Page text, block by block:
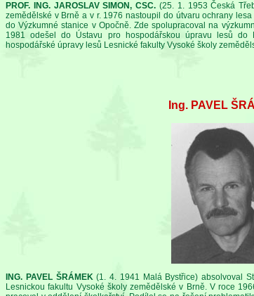
PROF. ING. JAROSLAV SIMON, CSC. (25. 1. 1953 Česká
zemědělské v Brně a v r. 1976 nastoupil do útvaru ochrany
do Výzkumné stanice v Opočně. Zde spolupracoval na
1981 odešel do Ústavu pro hospodářskou úpravu lesů
hospodářské úpravy lesů Lesnické fakulty Vysoké školy
Ing. PAVEL
ING. PAVEL ŠRÁMEK(1. 4. 1941 Malá Bystřice) absolvoval
Lesnickou fakultu Vysoké školy zemědělské v Brně. V roce